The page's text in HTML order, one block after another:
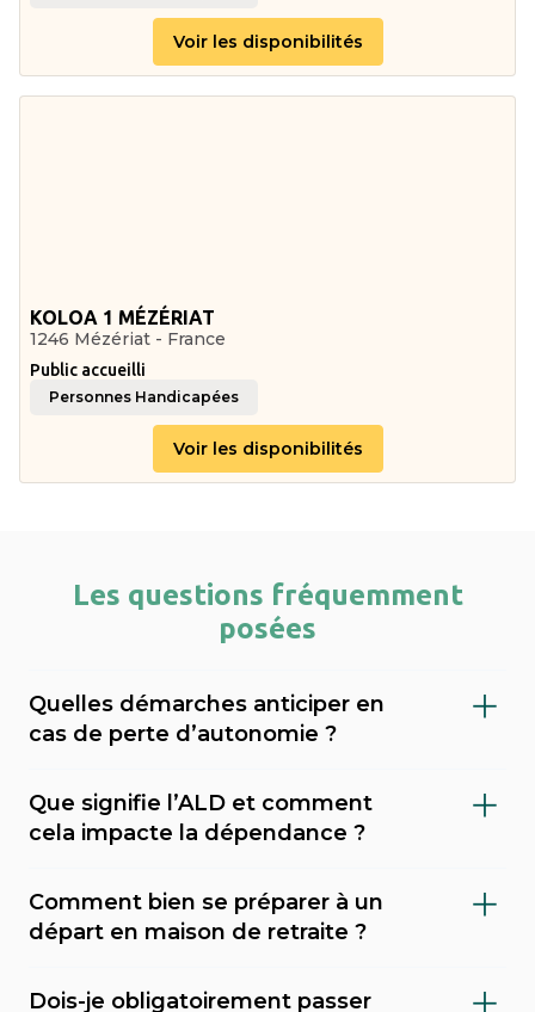
Voir les disponibilités
KOLOA 1 MÉZÉRIAT
1246 Mézériat - France
Public accueilli
Personnes Handicapées
Voir les disponibilités
Les questions fréquemment
posées
Quelles démarches anticiper en
cas de perte d’autonomie ?
dépendance (via le GIR), demander l’APA
(allocation personnalisée d’autonomie) au
conseil départemental, et envisager une
mesure de protection juridique (tutelle,
dans ces démarches et vous orienter vers les
Que signifie l’ALD et comment
cela impacte la dépendance ?
reconnaissance médicale qui permet une
prise en charge à 100 % de certains soins par
l’Assurance Maladie. En cas de dépendance,
Comment bien se préparer à un
départ en maison de retraite ?
Dois-je obligatoirement passer